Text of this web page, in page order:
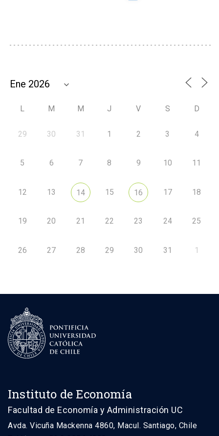
L M M J V S D
29 30 31 1 2 3 4
5 6 7 8 9 10 11
12 13 14 15 16 17 18
19 20 21 22 23 24 25
26 27 28 29 30 31 1
Instituto de Economía
Facultad de Economía y Administración UC
Avda. Vicuña Mackenna 4860, Macul. Santiago, Chile